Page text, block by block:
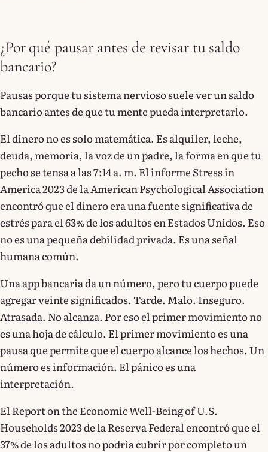
¿Por qué pausar antes de revisar tu saldo
bancario?
Pausas porque tu sistema nervioso suele ver un saldo
bancario antes de que tu mente pueda interpretarlo.
El dinero no es solo matemática. Es alquiler, leche,
deuda, memoria, la voz de un padre, la forma en que tu
pecho se tensa a las 7:14 a. m. El informe Stress in
America 2023 de la American Psychological Association
encontró que el dinero era una fuente significativa de
estrés para el 63% de los adultos en Estados Unidos. Eso
no es una pequeña debilidad privada. Es una señal
humana común.
Una app bancaria da un número, pero tu cuerpo puede
agregar veinte significados. Tarde. Malo. Inseguro.
Atrasada. No alcanza. Por eso el primer movimiento no
es una hoja de cálculo. El primer movimiento es una
pausa que permite que el cuerpo alcance los hechos. Un
número es información. El pánico es una
interpretación.
El Report on the Economic Well-Being of U.S.
Households 2023 de la Reserva Federal encontró que el
37% de los adultos no podría cubrir por completo un